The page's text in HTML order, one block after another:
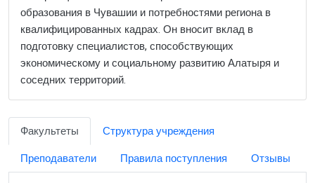
образования в Чувашии и потребностями региона в
квалифицированных кадрах. Он вносит вклад в
подготовку специалистов, способствующих
экономическому и социальному развитию Алатыря и
соседних территорий.
Факультеты
Структура учреждения
Преподаватели
Правила поступления Отзывы